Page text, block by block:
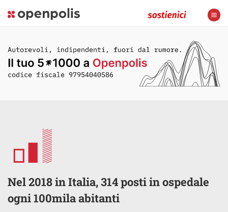
Nel 2018 in Italia, 314 posti in ospedale
ogni 100mila abitanti